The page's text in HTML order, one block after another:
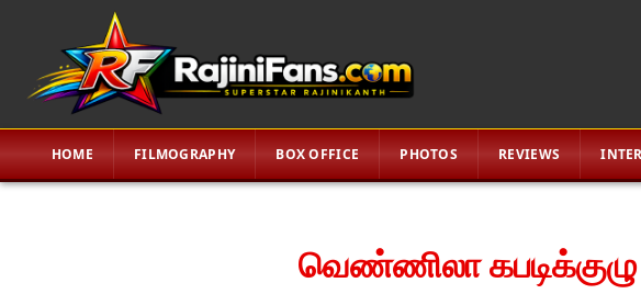
HOME FILMOGRAPHY BOX OFFICE PHOTOS REVIEWS
வெண்ணிலா கபடிக்குழு